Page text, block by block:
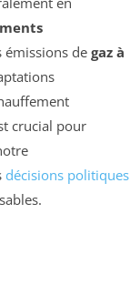
émissions degaz à
crucial pour
décisions politiques